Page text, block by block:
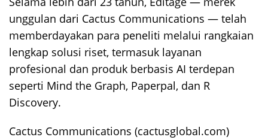
unggulan dari Cactus Communications — telah
memberdayakan para peneliti melalui rangkaian
lengkap solusi riset, termasuk layanan
profesional dan produk berbasis AI terdepan
seperti Mind the Graph, Paperpal, dan R
Discovery.
Cactus Communications (cactusglobal.com)